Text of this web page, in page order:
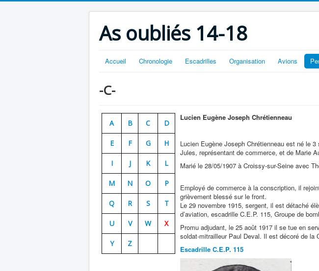
As oubliés 14-18
Accueil Chronologie Escadrilles Organisation Avions
-C-
A B C D
E F G H
I J K L
M N O P
Q R S T
U V W X
Y Z
Lucien Eugène Joseph Chrétienneau
Lucien Eugène Joseph Chrétienneau est né le
Jules, représentant de commerce, et de Marie
Marié le 28/05/1907 à Croissy-sur-Seine avec
Employé de commerce à la conscription, il
grièvement blessé sur le front.
Le 29 novembre 1915, sergent, il est détaché
d’aviation, escadrille C.E.P. 115, Groupe de
Promu adjudant, le 25 août 1917 il se tue en
soldat-mitrailleur Paul Deval. Il est décoré de la
Escadrille C.E.P. 115